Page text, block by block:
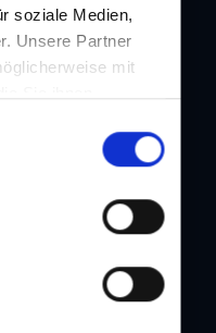
soziale Medien,
Unsere Partner
mit
haben.